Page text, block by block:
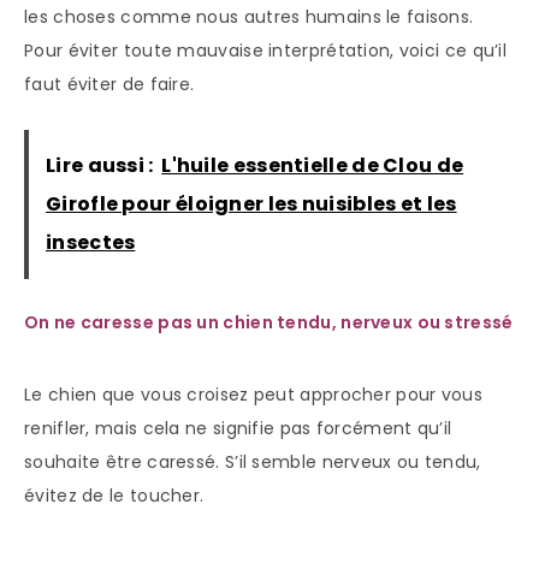
les choses comme nous autres humains le faisons.
Pour éviter toute mauvaise interprétation, voici ce qu’il
faut éviter de faire.
Lire aussi : L'huile essentielle de Clou de
Girofle pour éloigner les nuisibles et les
insectes
On ne caresse pas un chien tendu, nerveux ou stressé
Le chien que vous croisez peut approcher pour vous
renifler, mais cela ne signifie pas forcément qu’il
souhaite être caressé. S’il semble nerveux ou tendu,
évitez de le toucher.